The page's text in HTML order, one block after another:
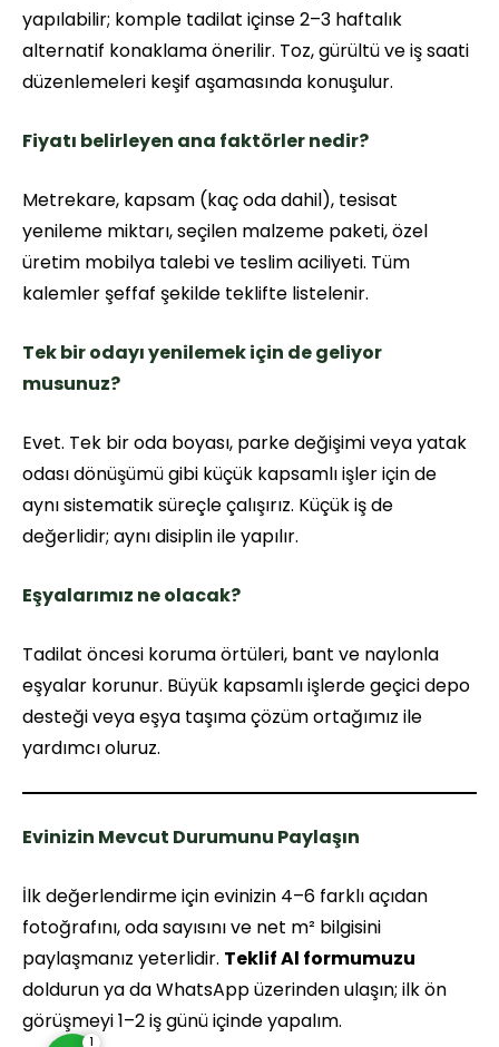
yapılabilir; komple tadilat içinse 2–3 haftalık
alternatif konaklama önerilir. Toz, gürültü ve iş saati
düzenlemeleri keşif aşamasında konuşulur.
Fiyatı belirleyen ana faktörler nedir?
Metrekare, kapsam (kaç oda dahil), tesisat
yenileme miktarı, seçilen malzeme paketi, özel
üretim mobilya talebi ve teslim aciliyeti. Tüm
kalemler şeffaf şekilde teklifte listelenir.
Tek bir odayı yenilemek için de geliyor
musunuz?
Evet. Tek bir oda boyası, parke değişimi veya yatak
odası dönüşümü gibi küçük kapsamlı işler için de
aynı sistematik süreçle çalışırız. Küçük iş de
değerlidir; aynı disiplin ile yapılır.
Eşyalarımız ne olacak?
Tadilat öncesi koruma örtüleri, bant ve naylonla
eşyalar korunur. Büyük kapsamlı işlerde geçici depo
desteği veya eşya taşıma çözüm ortağımız ile
yardımcı oluruz.
Evinizin Mevcut Durumunu Paylaşın
İlk değerlendirme için evinizin 4–6 farklı açıdan
fotoğrafını, oda sayısını ve net m² bilgisini
paylaşmanız yeterlidir. Teklif Al formumuzu
doldurun ya da WhatsApp üzerinden ulaşın; ilk ön
görüşmeyi 1–2 iş günü içinde yapalım.
Cevap Yaz
1